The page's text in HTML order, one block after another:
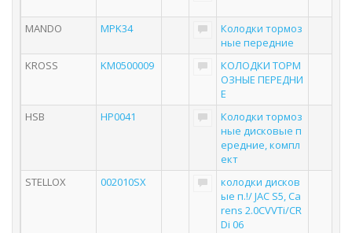
MANDO MPK34
Колодки тормоз
ные передние
KROSS
KM0500009
КОЛОДКИ ТОРМ
ОЗНЫЕ ПЕРЕДНИ
Е
HSB
HP0041
Колодки тормоз
ные дисковые п
ередние, компл
ект
STELLOX
002010SX
колодки дисков
ые п.!/ JAC S5, Ca
rens 2.0CVVTi/CR
Di 06